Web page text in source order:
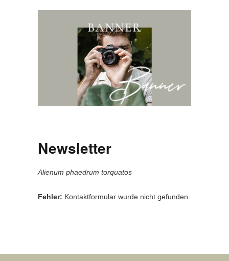
Newsletter
Alienum phaedrum torquatos
Fehler: Kontaktformular wurde nicht gefunden.